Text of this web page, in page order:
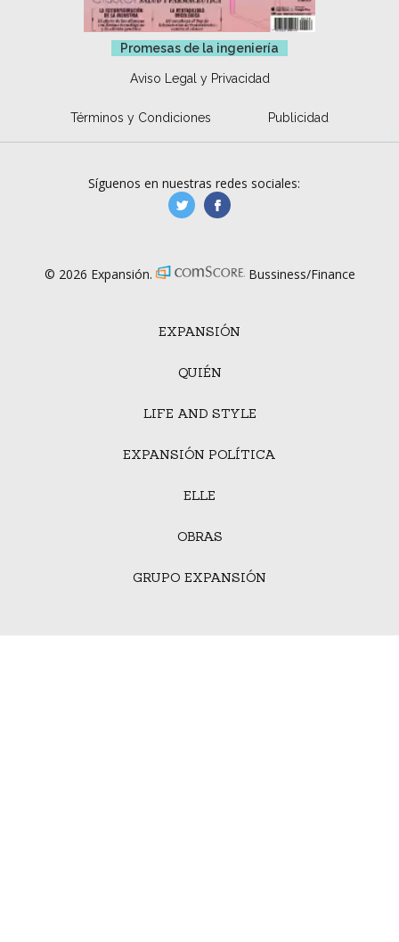
Promesas de la ingeniería
Aviso Legal y Privacidad
Términos y Condiciones Publicidad
EXPANSIÓN
QUIÉN
LIFE AND STYLE
EXPANSIÓN POLÍTICA
ELLE
OBRAS
GRUPO EXPANSIÓN
Síguenos en nuestras redes sociales:
manufacturaGE
© 2026 Expansión. Bussiness/Finance